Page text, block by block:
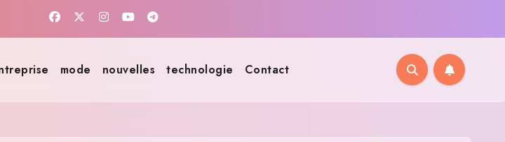
mode nouvelles technologie Contact